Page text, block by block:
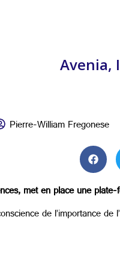
Avenia,
Pierre-William Fregonese
met en place une
de l’importance